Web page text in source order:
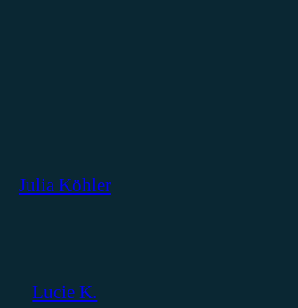
Julia Köhler
Lucie K.